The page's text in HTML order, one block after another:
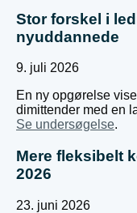
Stor forskel i
nyuddannede
9. juli 2026
En ny opgørelse
dimittender med en
Se undersøgelse.
Mere fleksibelt
2026
23. juni 2026